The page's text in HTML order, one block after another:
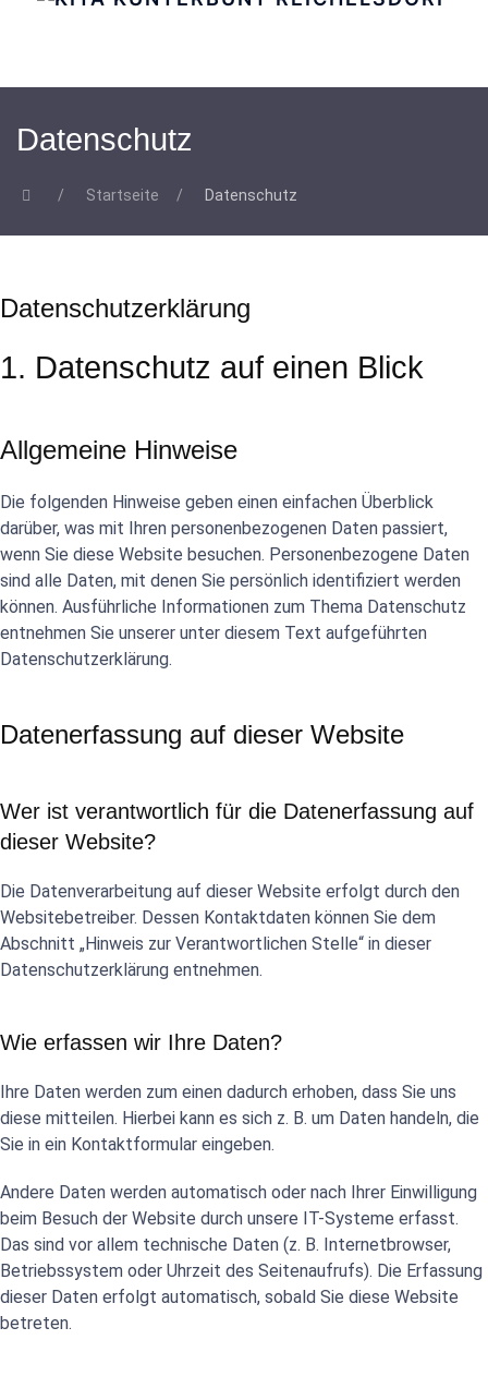
Datenschutz
Startseite Datenschutz
Datenschutzerklärung
1. Datenschutz auf einen Blick
Allgemeine Hinweise
Die folgenden Hinweise geben einen einfachen Überblick
darüber, was mit Ihren personenbezogenen Daten passiert,
wenn Sie diese Website besuchen. Personenbezogene Daten
sind alle Daten, mit denen Sie persönlich identifiziert werden
können. Ausführliche Informationen zum Thema Datenschutz
entnehmen Sie unserer unter diesem Text aufgeführten
Datenschutzerklärung.
Datenerfassung auf dieser Website
Wer ist verantwortlich für die Datenerfassung auf
dieser Website?
Die Datenverarbeitung auf dieser Website erfolgt durch den
Websitebetreiber. Dessen Kontaktdaten können Sie dem
Abschnitt „Hinweis zur Verantwortlichen Stelle“ in dieser
Datenschutzerklärung entnehmen.
Wie erfassen wir Ihre Daten?
Ihre Daten werden zum einen dadurch erhoben, dass Sie uns
diese mitteilen. Hierbei kann es sich z. B. um Daten handeln, die
Sie in ein Kontaktformular eingeben.
Andere Daten werden automatisch oder nach Ihrer Einwilligung
beim Besuch der Website durch unsere IT-Systeme erfasst.
Das sind vor allem technische Daten (z. B. Internetbrowser,
Betriebssystem oder Uhrzeit des Seitenaufrufs). Die Erfassung
dieser Daten erfolgt automatisch, sobald Sie diese Website
betreten.